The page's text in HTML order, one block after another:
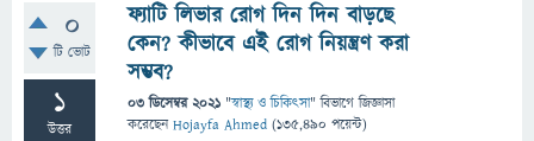
0
টি ভোট
1
উত্তর
ফ্যাটি লিভার রোগ দিন দিন বাড়ছে
কেন? কীভাবে এই রোগ নিয়ন্ত্রণ করা
সম্ভব?
03 ডিসেম্বর 2021 "স্বাস্থ্য ও চিকিৎসা" বিভাগে জিজ্ঞাসা
করেছেনHojayfa Ahmed (135,490 পয়েন্ট)